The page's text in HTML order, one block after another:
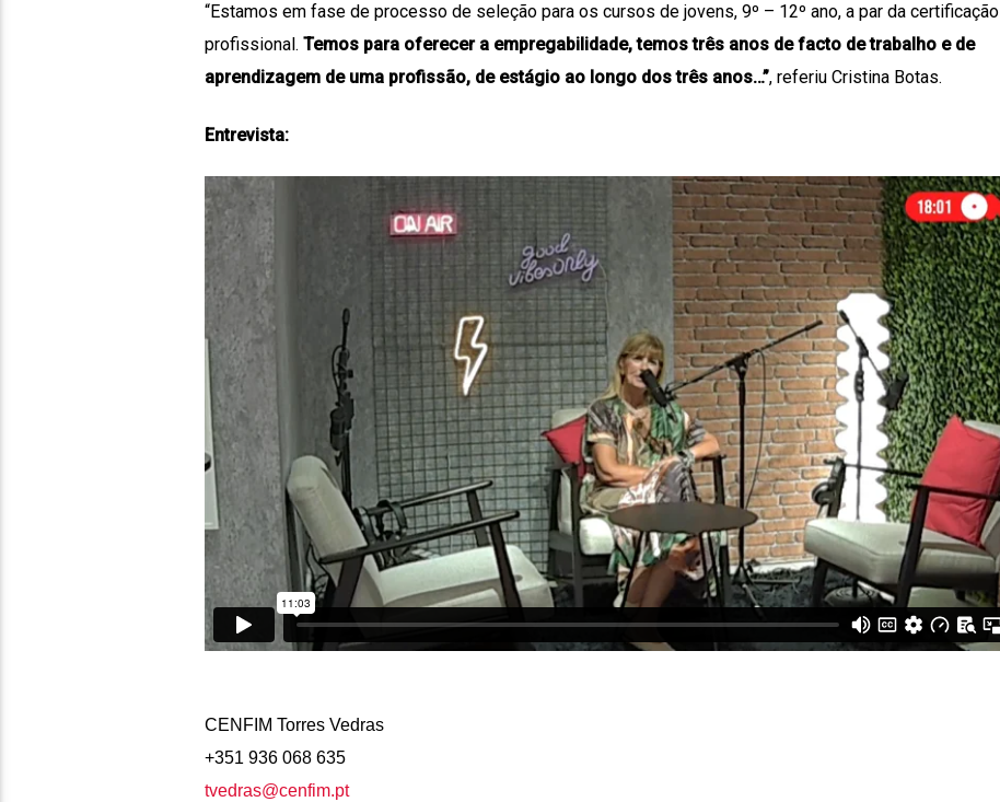
“Estamos em fase de processo de seleção para os cursos de jovens, 9º – 12º ano, a par da certificação
profissional. Temos para oferecer a empregabilidade, temos três anos de facto de trabalho e de
aprendizagem de uma profissão, de estágio ao longo dos três anos…”, referiu Cristina Botas.
Entrevista:
CENFIM Torres Vedras
+351 936 068 635
tvedras@cenfim.pt